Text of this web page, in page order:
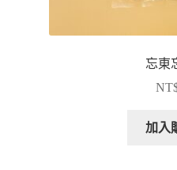
忘東
加入